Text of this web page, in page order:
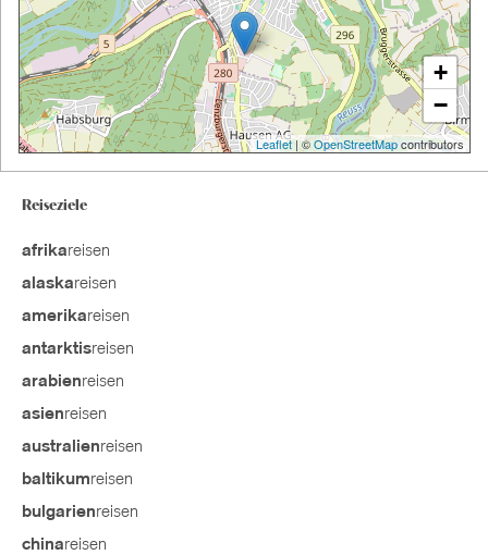
+
−
Leaflet| ©OpenStreetMapcontributors
Reiseziele
afrikareisen
alaskareisen
amerikareisen
antarktisreisen
arabienreisen
asienreisen
australienreisen
baltikumreisen
bulgarienreisen
chinareisen